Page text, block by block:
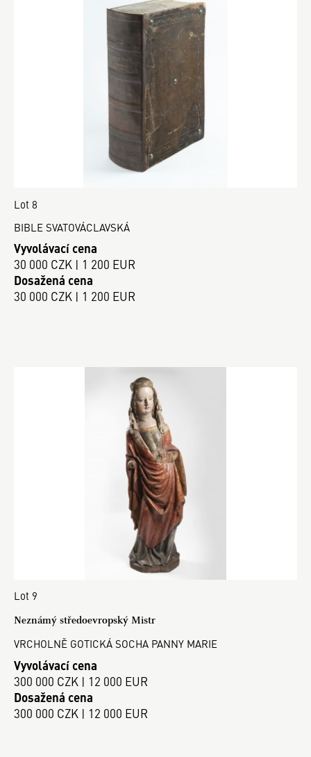
Lot 8
BIBLE SVATOVÁCLAVSKÁ
Vyvolávací cena
30 000 CZK | 1 200 EUR
Dosažená cena
30 000 CZK | 1 200 EUR
Lot 9
Neznámý středoevropský Mistr
VRCHOLNĚ GOTICKÁ SOCHA PANNY MARIE
Vyvolávací cena
300 000 CZK | 12 000 EUR
Dosažená cena
300 000 CZK | 12 000 EUR